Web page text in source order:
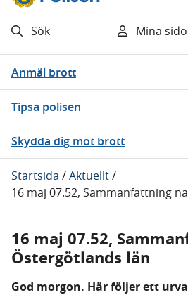
Sök Mina
Anmäl brott
Tipsa polisen
Skydda dig mot brott
Startsida /Aktuellt/
16 maj 07.52, Sammanfattning
16 maj 07.52,
Östergötlands län
God morgon. Här följer ett